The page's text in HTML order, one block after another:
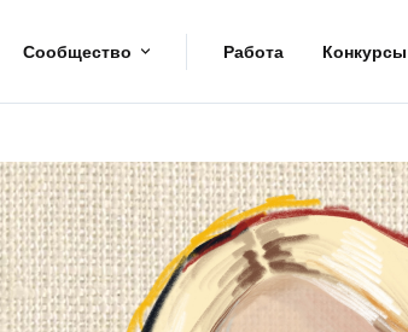
Сообщество Работа Конкурсы